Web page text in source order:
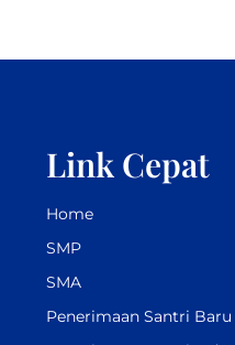
Link Cepat
Home
SMP
SMA
Penerimaan Santri Baru